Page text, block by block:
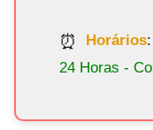
Horários:
24 Horas -